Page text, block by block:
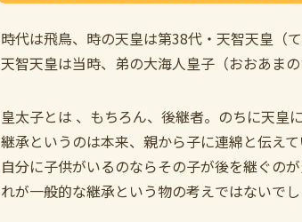
時代は飛鳥、時の天皇は第38代・天智天皇（て
天智天皇は当時、弟の大海人皇子（おおあま
皇太子とは 、もちろん、後継者。のちに天皇
継承というのは本来、親から子に連綿と伝えて
自分に子供がいるのならその子が後を継ぐの
れが一般的な継承という物の考えではないでし